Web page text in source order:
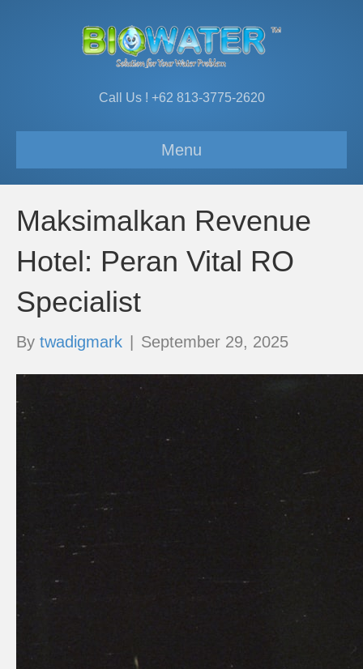
Call Us ! +62 813-3775-2620
Menu
Maksimalkan Revenue
Hotel: Peran Vital RO
Specialist
By twadigmark September 29, 2025